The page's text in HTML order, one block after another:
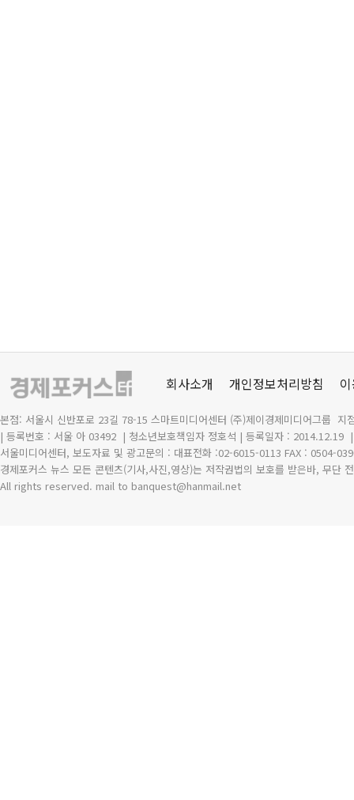
회사소개 개인정보처리방침
본점: 서울시 신반포로 23길 78-15 스마트미디어센터 (주)제이경제미디어그룹 지
| 등록번호 : 서울 아 03492 | 청소년보호책임자 정호석 | 등록일자 : 2014.12.19
서울미디어센터, 보도자료 및 광고문의 : 대표전화 :02-6015-0113 FAX : 0504-
경제포커스 뉴스 모든 콘텐츠(기사,사진,영상)는 저작권법의 보호를 받은바, 무단
All rights reserved. mail to banquest@hanmail.net